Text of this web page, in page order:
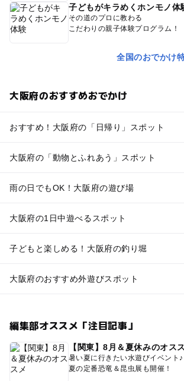
子どもがキラめくホンモノ体
その道のプロに教わる
こだわりの親子体験プログラム！
全国のおでかけ
大阪府のおすすめおでかけ
おすすめ！大阪府の「日帰り」スポット
大阪府の「動物とふれあう」スポット
雨の日でもOK！大阪府の遊び場
大阪府の1日中遊べるスポット
子どもと楽しめる！大阪府の釣り堀
大阪府のおすすめ外遊びスポット
編集部オススメ「注目記事」
【関東】8月＆夏休みのオス
暑い夏に行きたい水遊びイベント♪
夏の定番恐竜＆昆虫展も開催！